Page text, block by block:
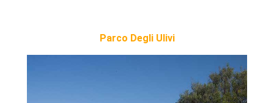
Parco Degli Ulivi